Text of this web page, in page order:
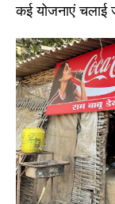
कई योजनाएं चलाई